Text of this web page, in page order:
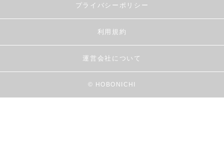
プライバシーポリシー
利用規約
運営会社について
© HOBONICHI